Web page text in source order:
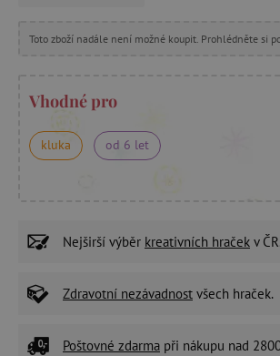
Toto zboží nadále není možné koupit. Prohlédněte si
Vhodné pro
kluka od 6 let
Nejširší výběr kreativních hraček v
Zdravotní nezávadnost všech hraček.
Poštovné zdarma při nákupu nad